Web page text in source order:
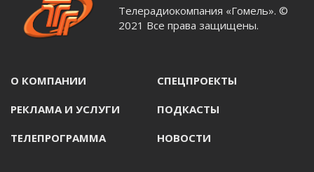
Телерадиокомпания «Гомель». ©
2021 Все права защищены.
О КОМПАНИИ СПЕЦПРОЕКТЫ
РЕКЛАМА И УСЛУГИ ПОДКАСТЫ
ТЕЛЕПРОГРАММА НОВОСТИ